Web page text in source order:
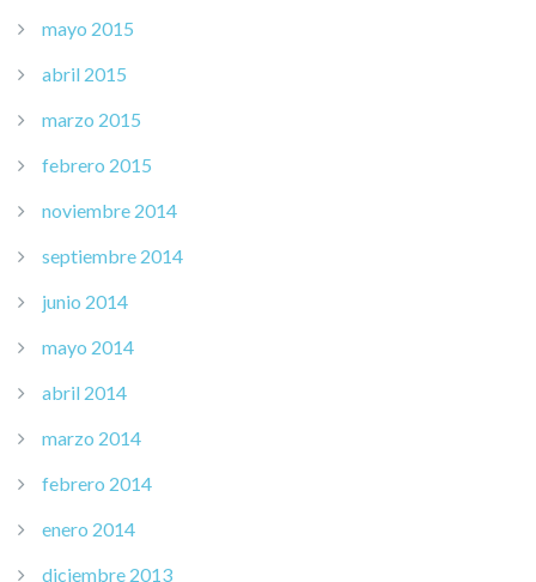
mayo 2015
abril 2015
marzo 2015
febrero 2015
noviembre 2014
septiembre 2014
junio 2014
mayo 2014
abril 2014
marzo 2014
febrero 2014
enero 2014
diciembre 2013